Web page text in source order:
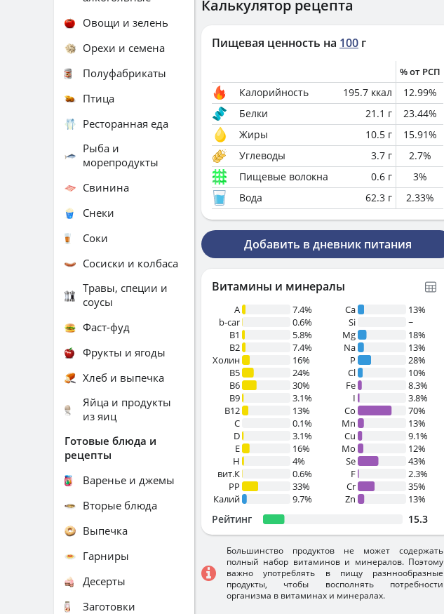
Калькулятор рецепта
Пищевая ценность на 100 г
% от РСП
Калорийность 195.7 ккал 12.99%
Белки
21.1 г 23.44%
Жиры
10.5 г 15.91%
Углеводы
3.7 г 2.7%
Пищевые волокна
0.6 г 3%
Вода
62.3 г 2.33%
Добавить в дневник питания
Витамины и минералы
A
7.4%
b-car
0.6%
В1
5.8%
B2
7.4%
Холин
16%
B5
24%
B6
30%
B9
3.1%
B12
13%
C
0.1%
D
3.1%
E
16%
H
4%
вит.К
0.6%
PP
33%
Калий
9.7%
Ca
13%
Si
~
Mg
18%
Na
13%
P
28%
Cl
10%
Fe
8.3%
I
3.8%
Co
70%
Mn
13%
Cu
9.1%
Mo
12%
Se
43%
F
2.3%
Cr
35%
Zn
13%
Рейтинг 15.3
Большинство продуктов не может содержать
полный набор витаминов и минералов. Поэтому
важно употреблять в пищу разннообразные
продукты, чтобы восполнять потребности
организма в витаминах и минералах.
Овощи и зелень
Орехи и семена
Полуфабрикаты
Птица
Ресторанная еда
Рыба и
морепродукты
Свинина
Снеки
Соки
Сосиски и колбаса
Травы, специи и
соусы
Фаст-фуд
Фрукты и ягоды
Хлеб и выпечка
Яйца и продукты
из яиц
Готовые блюда и
рецепты
Варенье и джемы
Вторые блюда
Выпечка
Гарниры
Десерты
Заготовки